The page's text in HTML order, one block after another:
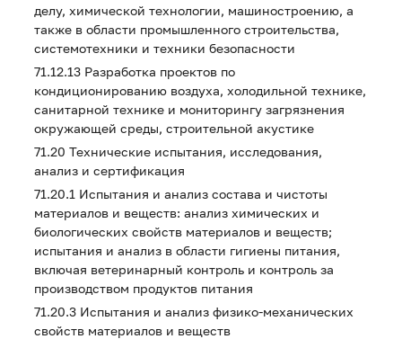
делу, химической технологии, машиностроению, а
также в области промышленного строительства,
системотехники и техники безопасности
71.12.13 Разработка проектов по
кондиционированию воздуха, холодильной технике,
санитарной технике и мониторингу загрязнения
окружающей среды, строительной акустике
71.20 Технические испытания, исследования,
анализ и сертификация
71.20.1 Испытания и анализ состава и чистоты
материалов и веществ: анализ химических и
биологических свойств материалов и веществ;
испытания и анализ в области гигиены питания,
включая ветеринарный контроль и контроль за
производством продуктов питания
71.20.3 Испытания и анализ физико-механических
свойств материалов и веществ